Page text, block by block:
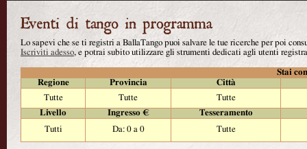
Lo sapevi che se ti registri a BallaTango puoi salvare le tue ricerche per poi
Iscriviti adesso, e potrai subito utilizzare gli strumenti dedicati agli utenti
Stai
Regione
Provincia
Città
Tutte
Tutte
Tutte
Livello
Ingresso €
Tesseramento
Tutti
Da: 0 a 0 Tutte